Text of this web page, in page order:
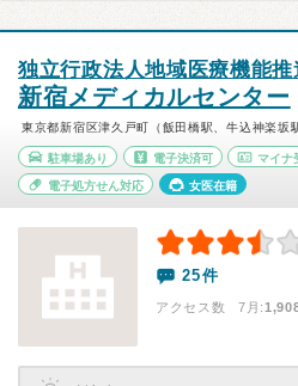
独立行政法人地域医療機能
新宿メディカルセンター
東京都新宿区津久戸町（飯田橋駅、牛込神楽坂
駐車場あり 電子決済可 マイナ
電子処方せん対応 女医在籍
25件
アクセス数 7月: